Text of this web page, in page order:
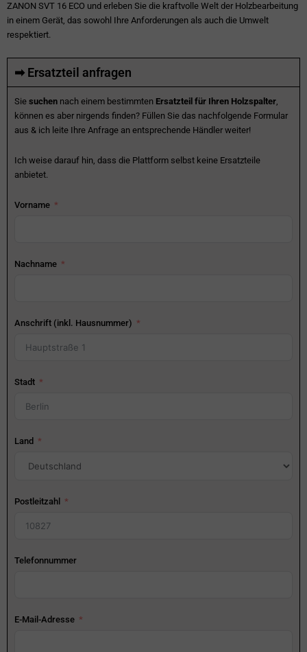
ZANON SVT 16 ECO und erleben Sie die kraftvolle Welt der Holzbearbeitung
in einem Gerät, das sowohl Ihre Anforderungen als auch die Umwelt
respektiert.
➡ Ersatzteil anfragen
Sie suchen nach einem bestimmten Ersatzteil für Ihren Holzspalter,
können es aber nirgends finden? Füllen Sie das nachfolgende Formular
aus & ich leite Ihre Anfrage an entsprechende Händler weiter!
Ich weise darauf hin, dass die Plattform selbst keine Ersatzteile
anbietet.
Vorname
Nachname
Anschrift (inkl. Hausnummer)
Stadt
Land
Postleitzahl
Telefonnummer
E-Mail-Adresse